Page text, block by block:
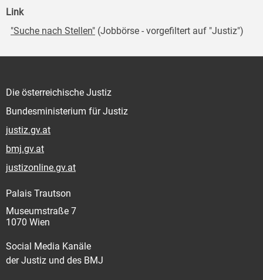
Link
"Suche nach Stellen" (Jobbörse - vorgefiltert auf "Justiz")
Die österreichische Justiz
Bundesministerium für Justiz
justiz.gv.at
bmj.gv.at
justizonline.gv.at
Palais Trautson
Museumstraße 7
1070 Wien
Social Media Kanäle
der Justiz und des BMJ